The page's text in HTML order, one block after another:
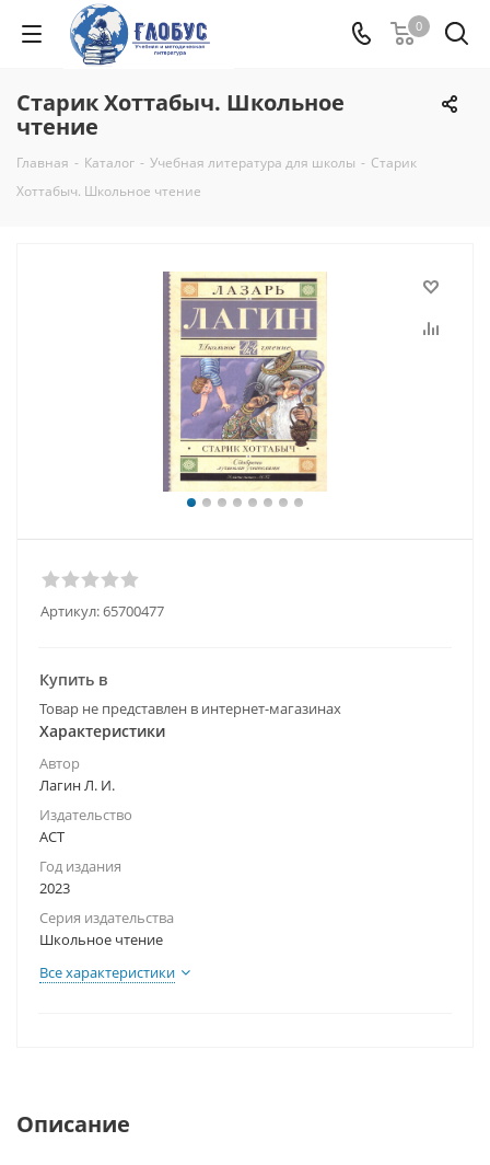
0
Старик Хоттабыч. Школьное
чтение
Главная - Каталог - Учебная литература для школы - Старик
Хоттабыч. Школьное чтение
Артикул:65700477
Купить в
Товар не представлен в интернет-магазинах
Характеристики
Автор
Лагин Л. И.
Издательство
АСТ
Год издания
2023
Серия издательства
Школьное чтение
Все характеристики
Описание